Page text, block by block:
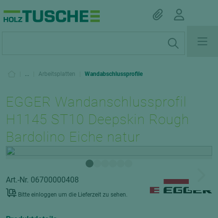
... Arbeitsplatten Wandabschlussprofile
EGGER Wandanschlussprofil
H1145 ST10 Deepskin Rough
Bardolino Eiche natur
Art.-Nr. 06700000408
Bitte einloggen um die Lieferzeit zu sehen.